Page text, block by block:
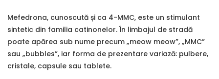
Mefedrona, cunoscută și ca 4-MMC, este un stimulant
sintetic din familia catinonelor. În limbajul de stradă
poate apărea sub nume precum „meow meow”, „MMC”
sau „bubbles”, iar forma de prezentare variază: pulbere,
cristale, capsule sau tablete.